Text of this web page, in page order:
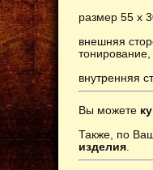
размер 55 х
внешняя
внутренняя
Вы можете
Также, по
изделия